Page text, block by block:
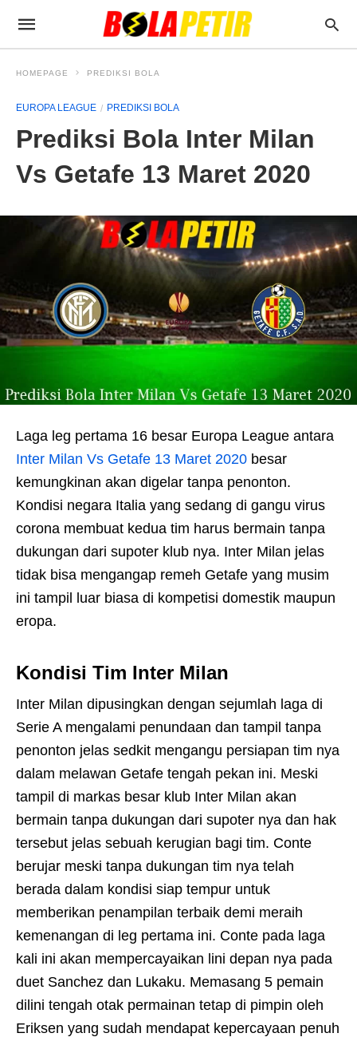
HOMEPAGE PREDIKSI BOLA
EUROPA LEAGUE PREDIKSI BOLA
Prediksi Bola Inter Milan
Vs Getafe 13 Maret 2020
Laga leg pertama 16 besar Europa League antara
Inter Milan Vs Getafe 13 Maret 2020 besar
kemungkinan akan digelar tanpa penonton.
Kondisi negara Italia yang sedang di gangu virus
corona membuat kedua tim harus bermain tanpa
dukungan dari supoter klub nya. Inter Milan jelas
tidak bisa mengangap remeh Getafe yang musim
ini tampil luar biasa di kompetisi domestik maupun
eropa.
Kondisi Tim Inter Milan
Inter Milan dipusingkan dengan sejumlah laga di
Serie A mengalami penundaan dan tampil tanpa
penonton jelas sedkit mengangu persiapan tim nya
dalam melawan Getafe tengah pekan ini. Meski
tampil di markas besar klub Inter Milan akan
bermain tanpa dukungan dari supoter nya dan hak
tersebut jelas sebuah kerugian bagi tim. Conte
berujar meski tanpa dukungan tim nya telah
berada dalam kondisi siap tempur untuk
memberikan penampilan terbaik demi meraih
kemenangan di leg pertama ini. Conte pada laga
kali ini akan mempercayaikan lini depan nya pada
duet Sanchez dan Lukaku. Memasang 5 pemain
dilini tengah otak permainan tetap di pimpin oleh
Eriksen yang sudah mendapat kepercayaan penuh